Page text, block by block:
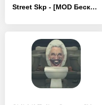
Street Skp - [MOD Бесконечные деньги]